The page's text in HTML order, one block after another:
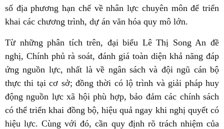
số địa phương hạn chế về nhân lực chuyên môn để triển
khai các chương trình, dự án văn hóa quy mô lớn.
Từ những phân tích trên, đại biểu Lê Thị Song An đề
nghị, Chính phủ rà soát, đánh giá toàn diện khả năng đáp
ứng nguồn lực, nhất là về ngân sách và đội ngũ cán bộ
thực thi tại cơ sở; đồng thời có lộ trình và giải pháp huy
động nguồn lực xã hội phù hợp, bảo đảm các chính sách
có thể triển khai đồng bộ, hiệu quả ngay khi nghị quyết có
hiệu lực. Cùng với đó, cần quy định rõ trách nhiệm của